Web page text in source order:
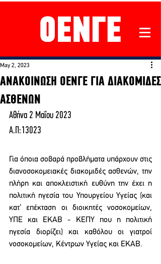
ΑΝΑΚΟΙΝΩΣΗ ΟΕΝΓΕ ΓΙΑ ΔΙΑΚΟΜΙΔΕΣ
ΑΣΘΕΝΩΝ
May 2, 2023
Αθήνα 2 Μαΐου 2023
Α.Π:13023
Για όποια σοβαρά προβλήματα υπάρχουν στις
διανοσοκομειακές διακομιδές ασθενών, την
πλήρη και αποκλειστική ευθύνη την έχει η
πολιτική ηγεσία του Υπουργείου Υγείας (και
κατ’ επέκταση οι διοικητές νοσοκομείων,
ΥΠΕ και ΕΚΑΒ - ΚΕΠΥ που η πολιτική
ηγεσία διορίζει) και καθόλου οι γιατροί
νοσοκομείων, Κέντρων Υγείας και ΕΚΑΒ.